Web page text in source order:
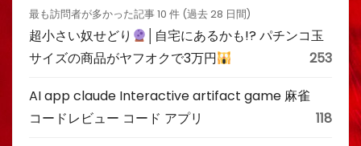
最も訪問者が多かった記事 10 件 (過去 28 日間)
超小さい奴せどり
│自宅にあるかも!? パチンコ玉
サイズの商品がヤフオクで3万円
253
AI app claude Interactive artifact game 麻雀
コードレビュー コード アプリ
118